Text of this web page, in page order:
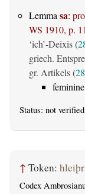
Lemma sa:
WS 1910, p.
‘ich’-Deixis (
griech.
gr. Artikels (
Status: not
↑ Token:
Codex